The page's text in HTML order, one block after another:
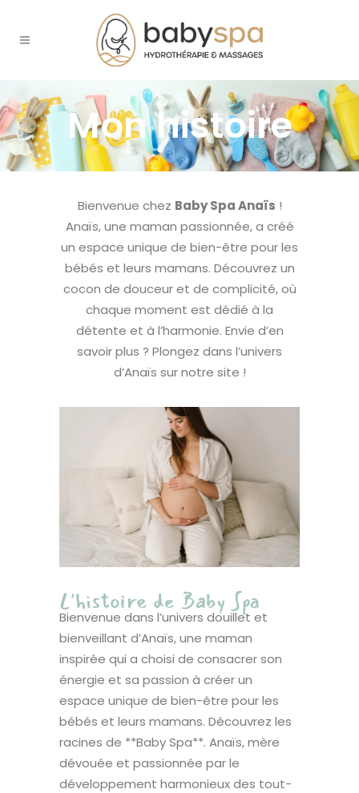
Mon histoire
Bienvenue chez Baby Spa Anaïs !
Anaïs, une maman passionnée, a créé
un espace unique de bien-être pour les
bébés et leurs mamans. Découvrez un
cocon de douceur et de complicité, où
chaque moment est dédié à la
détente et à l’harmonie. Envie d’en
savoir plus ? Plongez dans l’univers
d’Anaïs sur notre site !
L'histoire de Baby Spa
Bienvenue dans l’univers douillet et
bienveillant d’Anaïs, une maman
inspirée qui a choisi de consacrer son
énergie et sa passion à créer un
espace unique de bien-être pour les
bébés et leurs mamans. Découvrez les
racines de **Baby Spa**. Anaïs, mère
dévouée et passionnée par le
développement harmonieux des tout-